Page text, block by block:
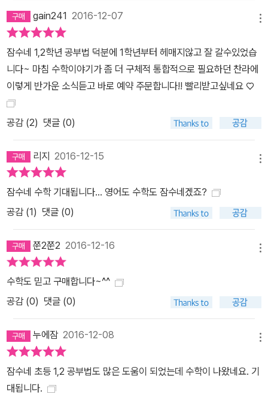
펴낸《잠수네 아이들의 소문난 영어공부법-통합로드맵》 《잠수네 아
이들의 소문난 교육로드맵-국영수사과》 는 사교육 없이 자녀의 실력
며 자녀교육서의 베스트셀러로 자리매김했다.《잠수네 아이들의 소문
난 수학공부법-통합로드맵》은 아이에게 수학 실력을 키워주고 싶은
엄마들의 끝없는 고민과 학원, 경시대회에 보내고 싶은 엄마들의 욕
구를 공감하고 해결해온 잠수네의 오랜 비법을 모두 담은 책이다. 교
육과정에 맞춰 유아부터 대학입시까지 통합적으로 수학에 대한 기본
도 수학에 대해 ‘실수’와 ‘포기’라는 단어를 적용하지 않아도 되는 공
부법의 모든 것을 담았다. 이 책이 수학이라면 지레 겁을 먹고, 학원에
모든 것을 일임했던 엄마들의 모든 고민을 해결해 주는 유일한 학습
서가 될 것이다.
gain241 2016-12-07
잠수네 1,2학년 공부법 덕분에 1학년부터 헤매지않고 잘 갈수있었습
니다~ 마침 수학이야기가 좀 더 구체적 통합적으로 필요하던 찬라에
이렇게 반가운 소식듣고 바로 예약 주문합니다!! 빨리받고싶네요 ♡
공감 (2) 댓글 (0)
리지 2016-12-15
잠수네 수학 기대됩니다... 영어도 수학도 잠수네겠죠?
공감 (1) 댓글 (0)
쭌2쭌2 2016-12-16
수학도 믿고 구매합니다~^^
공감 (0) 댓글 (0)
누에잠2016-12-08
잠수네 초등 1,2 공부법도 많은 도움이 되었는데 수학이 나왔네요. 기
대됩니다.